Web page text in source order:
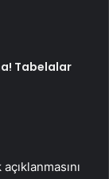
Tabelalar
açıklanmasını